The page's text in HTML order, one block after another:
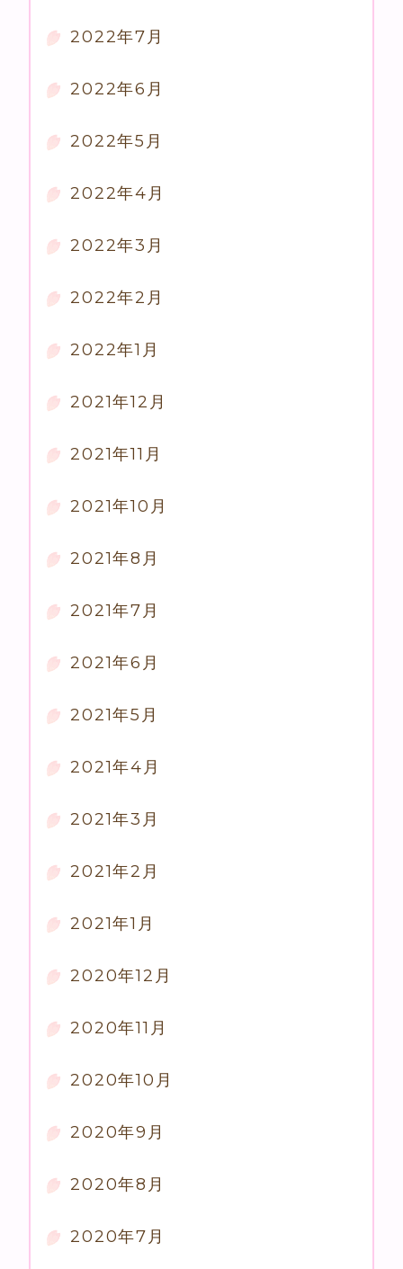
2022年7月
2022年6月
2022年5月
2022年4月
2022年3月
2022年2月
2022年1月
2021年12月
2021年11月
2021年10月
2021年8月
2021年7月
2021年6月
2021年5月
2021年4月
2021年3月
2021年2月
2021年1月
2020年12月
2020年11月
2020年10月
2020年9月
2020年8月
2020年7月